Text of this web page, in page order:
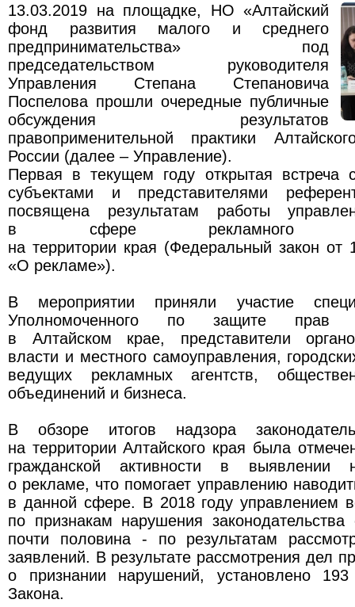
13.03.2019 на площадке, НО «Алтайский
фонд развития малого и среднего
предпринимательства» под
председательством руководителя
Управления Степана Степановича
Поспелова прошли очередные публичные
обсуждения результатов
правоприменительной практики
России (далее – Управление).
Первая в текущем году открытая встреча
субъектами и представителями
посвящена результатам работы
в сфере рекламного
на территории края (Федеральный закон
«О рекламе»).
В мероприятии приняли участие
Уполномоченного по защите прав
в Алтайском крае, представители
власти и местного самоуправления,
ведущих рекламных агентств,
объединений и бизнеса.
В обзоре итогов надзора
на территории Алтайского края была
гражданской активности в выявлении
о рекламе, что помогает управлению
в данной сфере. В 2018 году управлением
по признакам нарушения
почти половина - по результатам
заявлений. В результате рассмотрения дел
о признании нарушений, установлено
Закона.